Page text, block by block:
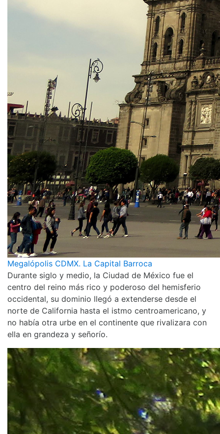
Megalópolis CDMX. La Capital Barroca
Durante siglo y medio, la Ciudad de México fue el
centro del reino más rico y poderoso del hemisferio
occidental, su dominio llegó a extenderse desde el
norte de California hasta el istmo centroamericano, y
no había otra urbe en el continente que rivalizara con
ella en grandeza y señorío.